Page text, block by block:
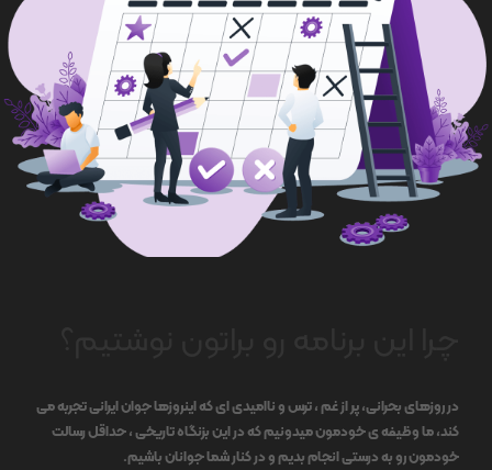
در روزهای بحرانی، پر از غم ، ترس و ناامیدی ای که اینروزها جوان ایرانی تجربه می
کند، ما وظیفه ی خودمون میدونیم که در این بزنگاه تاریخی ، حداقل رسالت
خودمون رو به درستی انجام بدیم و در کنار شما جوانان باشیم.